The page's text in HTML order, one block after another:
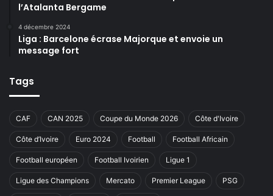
l’Atalanta Bergame
4 décembre 2024
Liga : Barcelone écrase Majorque et envoie un
message fort
Tags
CAF CAN 2025 Coupe du Monde 2026 Côte d'Ivoire
Côte d’Ivoire Euro 2024 Football Football Africain
Football européen Football Ivoirien Ligue 1
Ligue des Champions Mercato Premier League PSG